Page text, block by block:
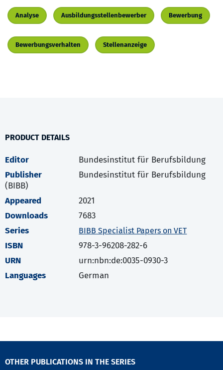
Analyse Ausbildungsstellenbewerber Bewerbung
Bewerbungsverhalten Stellenanzeige
PRODUCT DETAILS
Editor
Bundesinstitut für Berufsbildung
Publisher
Bundesinstitut für Berufsbildung
(BIBB)
Appeared
2021
Downloads
7683
Series
BIBB Specialist Papers on VET
ISBN
978-3-96208-282-6
URN
urn:nbn:de:0035-0930-3
Languages
German
OTHER PUBLICATIONS IN THE SERIES